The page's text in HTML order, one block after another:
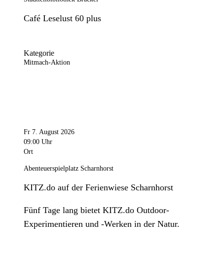
Café Leselust 60 plus
Kategorie
Mitmach-Aktion
Fr 7. August 2026
09:00 Uhr
Ort
Abenteuerspielplatz Scharnhorst
KITZ.do auf der Ferienwiese Scharnhorst
Fünf Tage lang bietet KITZ.do Outdoor-
Experimentieren und -Werken in der Natur.